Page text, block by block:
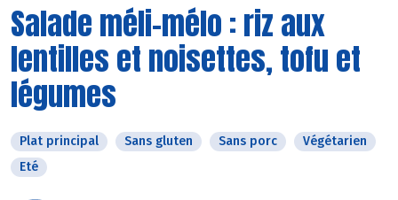
Salade méli-mélo : riz aux
lentilles et noisettes, tofu et
légumes
Plat principal Sans gluten Sans porc
Végétarien
Eté